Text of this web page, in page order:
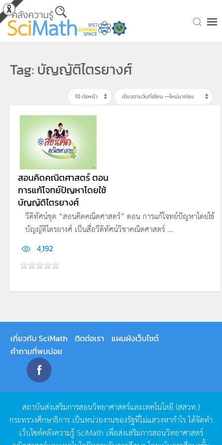
Skip to main content
Tag: บัญญัติไตรยางศ์
สอนคิดคณิตศาสตร์ ตอน
การแก้โจทย์ปัญหาโดยใช้
บัญญัติไตรยางศ์
วีดิทัศน์ชุด “สอนคิดคณิตศาสตร์” ตอน การแก้โจทย์ปัญหาโดยใช้
บัญญัติไตรยางศ์ เป็นสื่อวีดิทัศน์วิชาคณิตศาสตร์ ...
4,192
เกี่ยวกับ SciMath ติดต่อเรา
แผนผังเว็บไซต์
คำถามที่พบบ่อย
สถาบันส่งเสริมการสอนวิทยาศาสตร์และเทคโนโลยี (สสวท.)
กระทรวงศึกษาธิการ เป็นหน่วยงานของรัฐที่ไม่แสวงหากำไรได้จัดทำ
เว็บไซต์คลังความรู้SciMath เพื่อส่งเสริมการสอนวิทยาศาสตร์